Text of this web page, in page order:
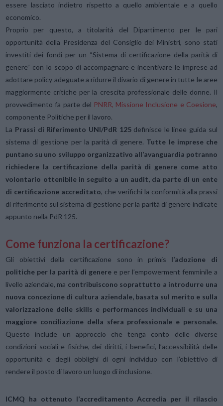
essere lasciato indietro rispetto a quello ambientale e a quello
economico.
Proprio per questo, a titolarità del Dipartimento per le pari
opportunità della Presidenza del Consiglio dei Ministri, sono stati
investiti dei fondi per un “Sistema di certificazione della parità di
genere” con lo scopo di accompagnare e incentivare le imprese ad
adottare policy adeguate a ridurre il divario di genere in tutte le aree
maggiormente critiche per la crescita professionale delle donne. Il
provvedimento fa parte del PNRR, Missione Inclusione e Coesione,
componente Politiche per il lavoro.
La Prassi di Riferimento UNI/PdR 125definisce le linee guida sul
sistema di gestione per la parità di genere. Tutte le imprese che
puntano su uno sviluppo organizzativo all’avanguardia potranno
richiedere la certificazione della parità di genere come atto
volontario ottenibile in seguito a un audit, da parte di un ente
di certificazione accreditato, che verifichi la conformità alla prassi
di riferimento sul sistema di gestione per la parità di genere indicate
appunto nella PdR 125.
Come funziona la certificazione?
Gli obiettivi della certificazione sono in primis l’adozione di
politiche per la parità di genere e per l’empowerment femminile a
livello aziendale, ma contribuiscono soprattutto a introdurre una
nuova concezione di cultura aziendale, basata sul merito e sulla
valorizzazione delle skills e performances individuali e su una
maggiore conciliazione della sfera professionale e personale.
Questo include un approccio che tenga conto delle diverse
condizioni sociali e fisiche, dei diritti, i benefici, l’accessibilità delle
opportunità e degli obblighi di ogni individuo con l’obiettivo di
rendere il posto di lavoro un luogo di inclusione.
ICMQ ha ottenuto l’accreditamento Accredia per il rilascio